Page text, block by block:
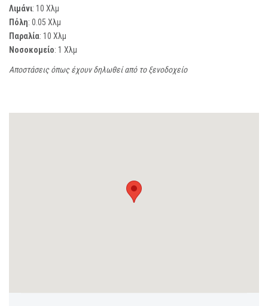
Λιμάνι: 10 Χλμ
Πόλη: 0.05 Χλμ
Παραλία: 10 Χλμ
Νοσοκομείο: 1 Χλμ
Αποστάσεις όπως έχουν δηλωθεί από το ξενοδοχείο